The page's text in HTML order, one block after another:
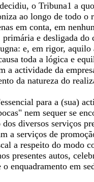
o Tribuna1 a
ao longo de todo
em conta, em
e desligada
e, em rigor, aquilo
toda a lógica e
a actividade da
da natureza do
para a (sua)
nem sequer se
diversos serviços
a serviços de
a respeito do modo
presentes autos,
em